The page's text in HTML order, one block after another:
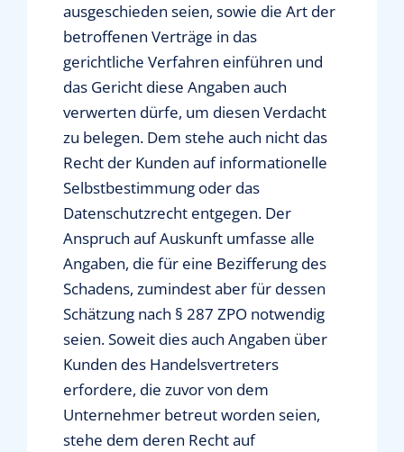
ausgeschieden seien, sowie die Art der
betroffenen Verträge in das
gerichtliche Verfahren einführen und
das Gericht diese Angaben auch
verwerten dürfe, um diesen Verdacht
zu belegen. Dem stehe auch nicht das
Recht der Kunden auf informationelle
Selbstbestimmung oder das
Datenschutzrecht entgegen. Der
Anspruch auf Auskunft umfasse alle
Angaben, die für eine Bezifferung des
Schadens, zumindest aber für dessen
Schätzung nach § 287 ZPO notwendig
seien. Soweit dies auch Angaben über
Kunden des Handelsvertreters
erfordere, die zuvor von dem
Unternehmer betreut worden seien,
stehe dem deren Recht auf